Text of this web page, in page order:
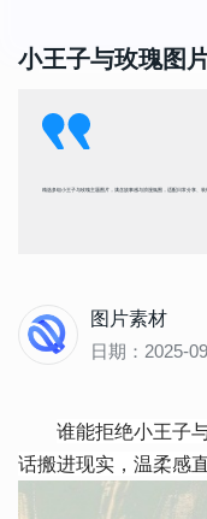
小王子与玫瑰图
精选多组小王子与玫瑰主题图片，满含故事感与浪漫氛围，适配日常分享、装
图片素材
日期：2025-
谁能拒绝小王子
话搬进现实，温柔感